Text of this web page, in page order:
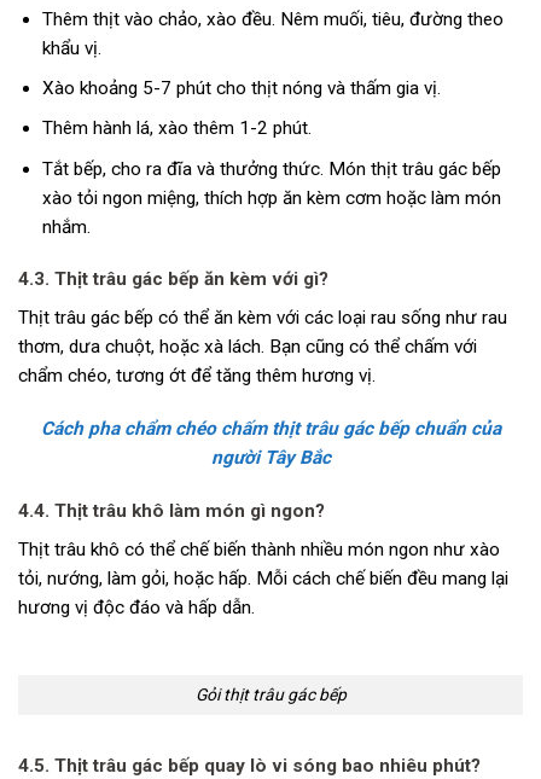
Thêm thịt vào chảo, xào đều. Nêm muối, tiêu, đường theo
khẩu vị.
Xào khoảng 5-7 phút cho thịt nóng và thấm gia vị.
Thêm hành lá, xào thêm 1-2 phút.
Tắt bếp, cho ra đĩa và thưởng thức. Món thịt trâu gác bếp
xào tỏi ngon miệng, thích hợp ăn kèm cơm hoặc làm món
nhắm.
4.3. Thịt trâu gác bếp ăn kèm với gì?
Thịt trâu gác bếp có thể ăn kèm với các loại rau sống như rau
thơm, dưa chuột, hoặc xà lách. Bạn cũng có thể chấm với
chẩm chéo, tương ớt để tăng thêm hương vị.
Cách pha chẩm chéo chấm thịt trâu gác bếp chuẩn của
người Tây Bắc
4.4. Thịt trâu khô làm món gì ngon?
Thịt trâu khô có thể chế biến thành nhiều món ngon như xào
tỏi, nướng, làm gỏi, hoặc hấp. Mỗi cách chế biến đều mang lại
hương vị độc đáo và hấp dẫn.
Gỏi thịt trâu gác bếp
4.5. Thịt trâu gác bếp quay lò vi sóng bao nhiêu phút?